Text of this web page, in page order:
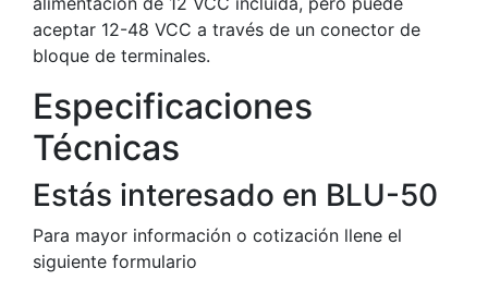
aceptar 12-48 VCC a través de un conector de
bloque de terminales.
Especificaciones
Técnicas
Estás interesado en BLU-50
Para mayor información o cotización llene el
siguiente formulario